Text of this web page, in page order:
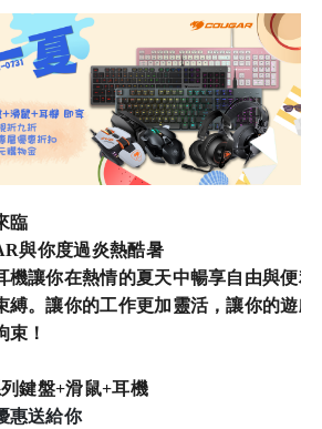
臨
與你度過炎熱酷暑
讓你在熱情的夏天中暢享自由與便利
縛。讓你的工作更加靈活，讓你的遊戲
束！
鍵盤+滑鼠+耳機
惠送給你